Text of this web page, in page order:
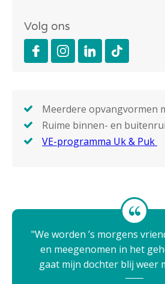
Volg ons
Meerdere opvangvormen
Ruime binnen- en
VE-programma Uk & Puk
We worden ’s morgens
en meegenomen in het
gaat mijn dochter blij weer